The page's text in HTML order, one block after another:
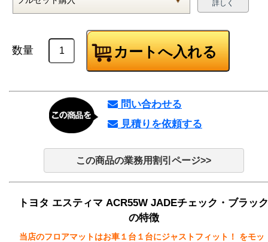
詳しく
数量
問い合わせる
見積りを依頼する
この商品の業務用割引ページ>>
トヨタ エスティマ ACR55W JADEチェック・ブラック
の特徴
当店のフロアマットはお車１台１台にジャストフィット！
をモッ